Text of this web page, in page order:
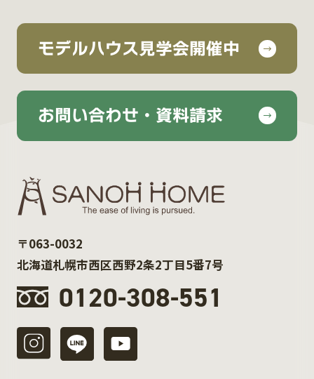
モデルハウス見学会開催中
お問い合わせ・資料請求
〒063-0032
北海道札幌市西区西野2条2丁目5番7号
0120-308-551